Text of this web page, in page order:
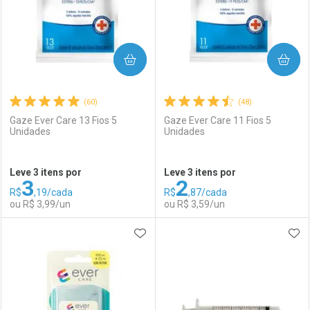
Comprar sem Desconto
Por R$ 22,30/cada
Comprar sem Desconto
Por R$ 22,30/cada
Comprar sem Desconto
Por R$ 91,99/cada
Comprar sem Desconto
Por R$ 91,99/cada
(60)
Gaze Ever Care 13 Fios 5
Unidades
Leve 3 itens por
R$3,19/cada
ou R$ 3,99/un
COMPRAR
Laboratório
Por Menos
(48)
Gaze Ever Care 11 Fios 5
Unidades
Leve 3 itens por
R$2,87/cada
ou R$ 3,59/un
COMPRAR
ADICIONAR AOS FAVORITOS